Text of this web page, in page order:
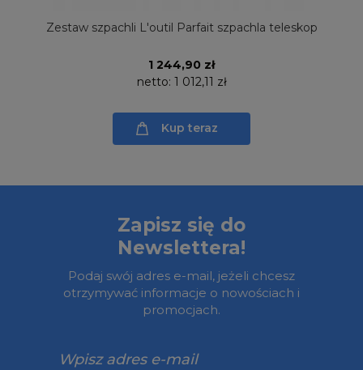
Zestaw szpachli L'outil Parfait szpachla teleskop
1 244,90 zł
netto: 1 012,11 zł
Kup teraz
Zapisz się do
Newslettera!
Podaj swój adres e-mail, jeżeli chcesz
otrzymywać informacje o nowościach i
promocjach.